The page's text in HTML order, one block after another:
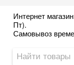
Интернет
Пт).
Самовывоз